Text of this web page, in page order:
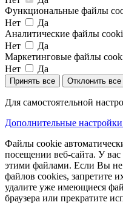
Функциональные файлы
Нет
Да
Аналитические файлы
Нет
Да
Маркетинговые файлы
Нет
Да
Принять все Отклонить все
Для самостоятельной
Дополнительные настройки
Файлы cookie
посещении веб-сайта. У вас
этими файлами. Если Вы не
файлов cookies, запретите
удалите уже имеющиеся
браузера или прекратите